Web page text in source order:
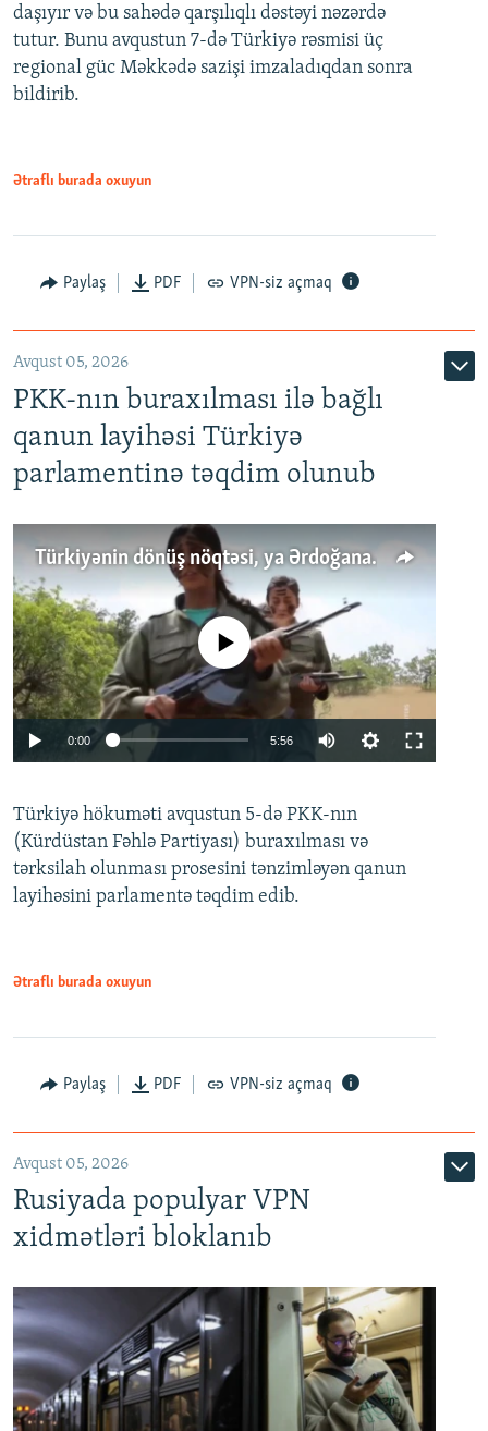
daşıyır və bu sahədə qarşılıqlı dəstəyi nəzərdə
tutur. Bunu avqustun 7-də Türkiyə rəsmisi üç
regional güc Məkkədə sazişi imzaladıqdan sonra
bildirib.
Ətraflı burada oxuyun
Paylaş PDF VPN-siz açmaq
Avqust 05, 2026
PKK-nın buraxılması ilə bağlı
qanun layihəsi Türkiyə
parlamentinə təqdim olunub
Türkiyənin dönüş nöqtəsi, ya Ərdoğana üçüncü şans: PKK ilə qəfil barışıq nə deməkdir?
Auto 240p 360p 480p
720p 1080p
No media source currently available
0:00 5:56
360p
480p
Türkiyə hökuməti avqustun 5-də PKK-nın
(Kürdüstan Fəhlə Partiyası) buraxılması və
tərksilah olunması prosesini tənzimləyən qanun
layihəsini parlamentə təqdim edib.
Ətraflı burada oxuyun
Paylaş PDF VPN-siz açmaq
Avqust 05, 2026
Rusiyada populyar VPN
xidmətləri bloklanıb